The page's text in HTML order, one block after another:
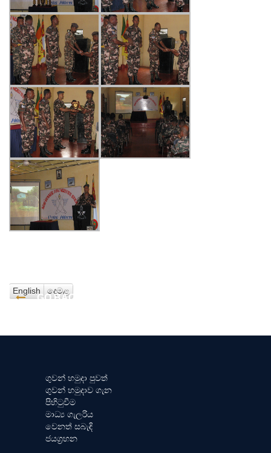
English දෙමළ
GO BACK
ගුවන් හමුදා පුවත්
ගුවන් හමුදාව ගැන
පිහිටුවීම
මාධ්‍ය ගැලරිය
වෙනත් සබැඳි
ජයග්‍රහන